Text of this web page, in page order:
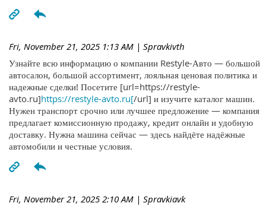
Fri, November 21, 2025 1:13 AM | Spravkivth
Узнайте всю информацию о компании Restyle-Авто — большой
автосалон, большой ассортимент, лояльная ценовая политика и
надежные сделки! Посетите [url=https://restyle-
avto.ru]https://restyle-avto.ru[/url] и изучите каталог машин.
Нужен транспорт срочно или лучшее предложение — компания
предлагает комиссионную продажу, кредит онлайн и удобную
доставку. Нужна машина сейчас — здесь найдёте надёжные
автомобили и честные условия.
Fri, November 21, 2025 2:10 AM | Spravkiavk